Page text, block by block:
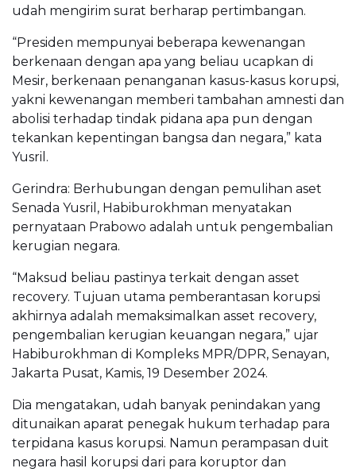
udah mengirim surat berharap pertimbangan.
“Presiden mempunyai beberapa kewenangan
berkenaan dengan apa yang beliau ucapkan di
Mesir, berkenaan penanganan kasus-kasus korupsi,
yakni kewenangan memberi tambahan amnesti dan
abolisi terhadap tindak pidana apa pun dengan
tekankan kepentingan bangsa dan negara,” kata
Yusril.
Gerindra: Berhubungan dengan pemulihan aset
Senada Yusril, Habiburokhman menyatakan
pernyataan Prabowo adalah untuk pengembalian
kerugian negara.
“Maksud beliau pastinya terkait dengan asset
recovery. Tujuan utama pemberantasan korupsi
akhirnya adalah memaksimalkan asset recovery,
pengembalian kerugian keuangan negara,” ujar
Habiburokhman di Kompleks MPR/DPR, Senayan,
Jakarta Pusat, Kamis, 19 Desember 2024.
Dia mengatakan, udah banyak penindakan yang
ditunaikan aparat penegak hukum terhadap para
terpidana kasus korupsi. Namun perampasan duit
negara hasil korupsi dari para koruptor dan